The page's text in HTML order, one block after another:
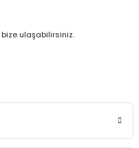
ulaşabilirsiniz.